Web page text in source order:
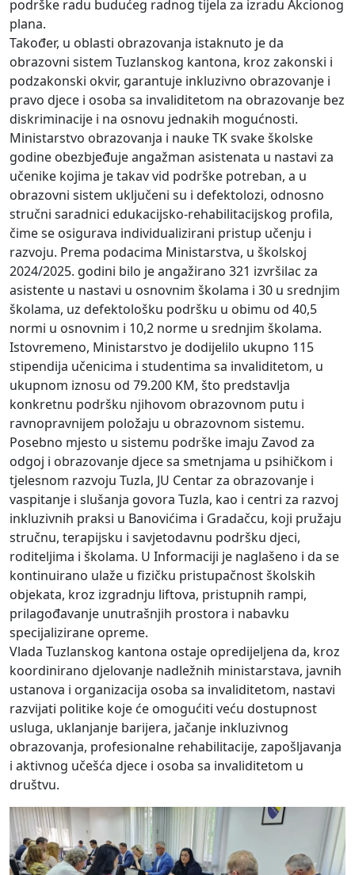
podrške radu budućeg radnog tijela za izradu Akcionog
plana.
Također, u oblasti obrazovanja istaknuto je da
obrazovni sistem Tuzlanskog kantona, kroz zakonski i
podzakonski okvir, garantuje inkluzivno obrazovanje i
pravo djece i osoba sa invaliditetom na obrazovanje bez
diskriminacije i na osnovu jednakih mogućnosti.
Ministarstvo obrazovanja i nauke TK svake školske
godine obezbjeđuje angažman asistenata u nastavi za
učenike kojima je takav vid podrške potreban, a u
obrazovni sistem uključeni su i defektolozi, odnosno
stručni saradnici edukacijsko-rehabilitacijskog profila,
čime se osigurava individualizirani pristup učenju i
razvoju. Prema podacima Ministarstva, u školskoj
2024/2025. godini bilo je angažirano 321 izvršilac za
asistente u nastavi u osnovnim školama i 30 u srednjim
školama, uz defektološku podršku u obimu od 40,5
normi u osnovnim i 10,2 norme u srednjim školama.
Istovremeno, Ministarstvo je dodijelilo ukupno 115
stipendija učenicima i studentima sa invaliditetom, u
ukupnom iznosu od 79.200 KM, što predstavlja
konkretnu podršku njihovom obrazovnom putu i
ravnopravnijem položaju u obrazovnom sistemu.
Posebno mjesto u sistemu podrške imaju Zavod za
odgoj i obrazovanje djece sa smetnjama u psihičkom i
tjelesnom razvoju Tuzla, JU Centar za obrazovanje i
vaspitanje i slušanja govora Tuzla, kao i centri za razvoj
inkluzivnih praksi u Banovićima i Gradačcu, koji pružaju
stručnu, terapijsku i savjetodavnu podršku djeci,
roditeljima i školama. U Informaciji je naglašeno i da se
kontinuirano ulaže u fizičku pristupačnost školskih
objekata, kroz izgradnju liftova, pristupnih rampi,
prilagođavanje unutrašnjih prostora i nabavku
specijalizirane opreme.
Vlada Tuzlanskog kantona ostaje opredijeljena da, kroz
koordinirano djelovanje nadležnih ministarstava, javnih
ustanova i organizacija osoba sa invaliditetom, nastavi
razvijati politike koje će omogućiti veću dostupnost
usluga, uklanjanje barijera, jačanje inkluzivnog
obrazovanja, profesionalne rehabilitacije, zapošljavanja
i aktivnog učešća djece i osoba sa invaliditetom u
društvu.